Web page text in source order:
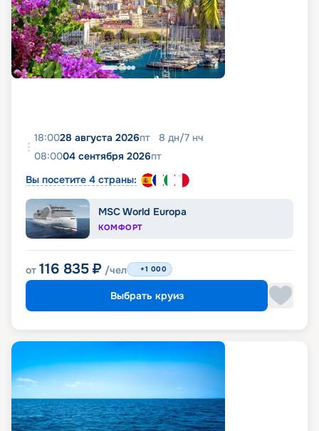
18:0028 августа 2026пт 8 дн/7 нч
08:0004 сентября 2026пт
Вы посетите 4 страны:
MSC World Europa
КОМФОРТ
от 116 835 ₽ /чел +1 000
Выбрать круиз